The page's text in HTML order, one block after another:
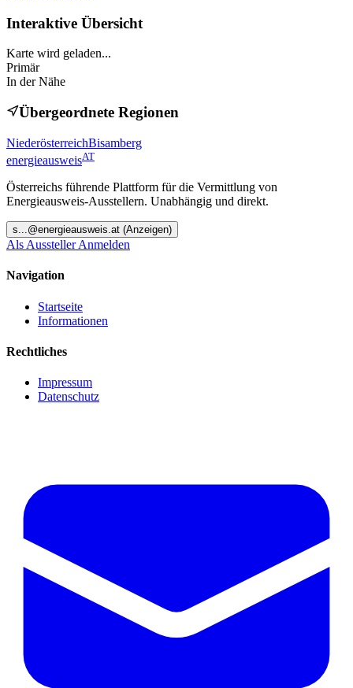
Interaktive Übersicht
Karte wird geladen...
Primär
In der Nähe
Übergeordnete Regionen
NiederösterreichBisamberg
energieausweisAT
Österreichs führende Plattform für die Vermittlung von
Energieausweis-Ausstellern. Unabhängig und direkt.
s...@energieausweis.at (Anzeigen)
Als Aussteller Anmelden
Navigation
Startseite
Informationen
Rechtliches
Impressum
Datenschutz